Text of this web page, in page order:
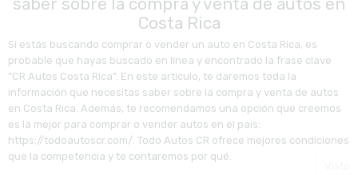
saber sobre la compra y venta de autos en
Costa Rica
Si estás buscando comprar o vender un auto en Costa Rica, es
probable que hayas buscado en línea y encontrado la frase clave
“CR Autos Costa Rica”. En este artículo, te daremos toda la
información que necesitas saber sobre la compra y venta de autos
en Costa Rica. Además, te recomendamos una opción que creemos
es la mejor para comprar o vender autos en el país:
https://todoautoscr.com/. Todo Autos CR ofrece mejores condiciones
que la competencia y te contaremos por qué.